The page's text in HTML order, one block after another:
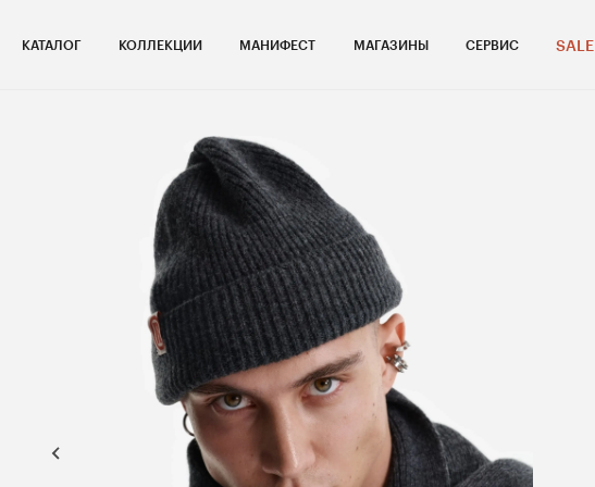
КАТАЛОГ КОЛЛЕКЦИИ МАНИФЕСТ МАГАЗИНЫ СЕРВИС SALE